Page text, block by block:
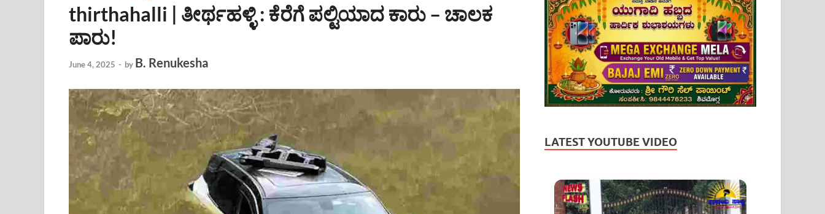
thirthahalli | ತೀರ್ಥಹಳ್ಳಿ : ಕೆರೆಗೆ ಪಲ್ಟಿಯಾದ ಕಾರು – ಚಾಲಕ
ಪಾರು!
June 4, 2025 - by B. Renukesha
LATEST YOUTUBE VIDEO